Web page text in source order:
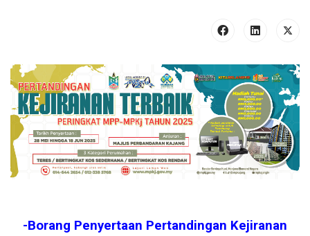
-Borang Penyertaan Pertandingan Kejiranan